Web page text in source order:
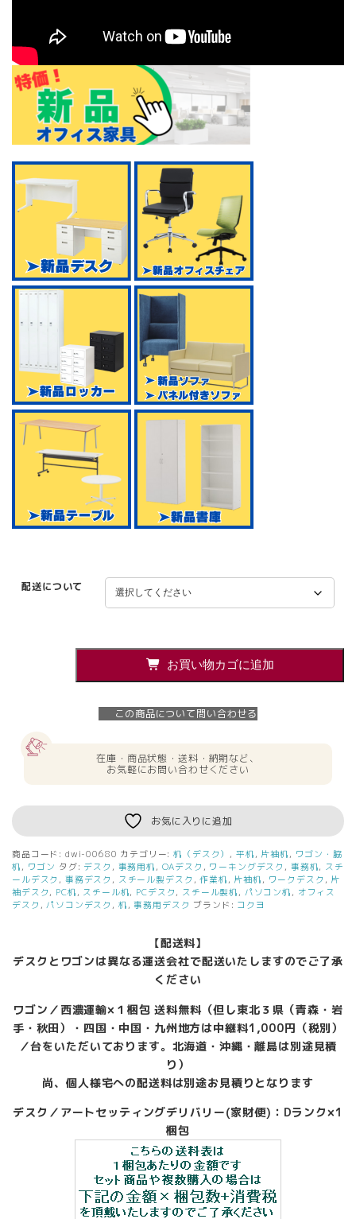
配送について
机
＋
2
段
ワ
ゴ
ン
オ
ス
デ
ス
ク
iS
お買い物カゴに追加
この商品について問い合わせる
在庫・商品状態・送料・納期など、
お気軽にお問い合わせください
お気に入りに追加
商品コード: dwi-00680 カテゴリー:机（デスク） , 平机 , 片袖机 , ワゴン・脇
机 , ワゴン タグ: デスク , 事務用机 , OAデスク , ワーキングデスク , 事務机, スチ
ールデスク , 事務デスク , スチール製デスク ,作業机 , 片袖机 , ワークデスク , 片
袖デスク , PC机 , スチール机, PCデスク , スチール製机 , パソコン机 , オフィス
デスク , パソコンデスク , 机 ,事務用デスク ブランド: コクヨ
【配送料】
デスクとワゴンは異なる運送会社で配送いたしますのでご了承
ください
ワゴン／西濃運輸×１梱包 送料無料（但し東北３県（青森・岩
手・秋田）・四国・中国・九州地方は中継料1,000円（税別）
／台をいただいております。北海道・沖縄・離島は別途見積
り）
尚、個人様宅への配送料は別途お見積りとなります
デスク／アートセッティングデリバリー(家財便)：Dランク×1
梱包